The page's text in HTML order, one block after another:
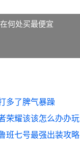
何处买最便宜
多了脾气暴躁
荣耀该该怎么办办玩
班七号最强出装攻略